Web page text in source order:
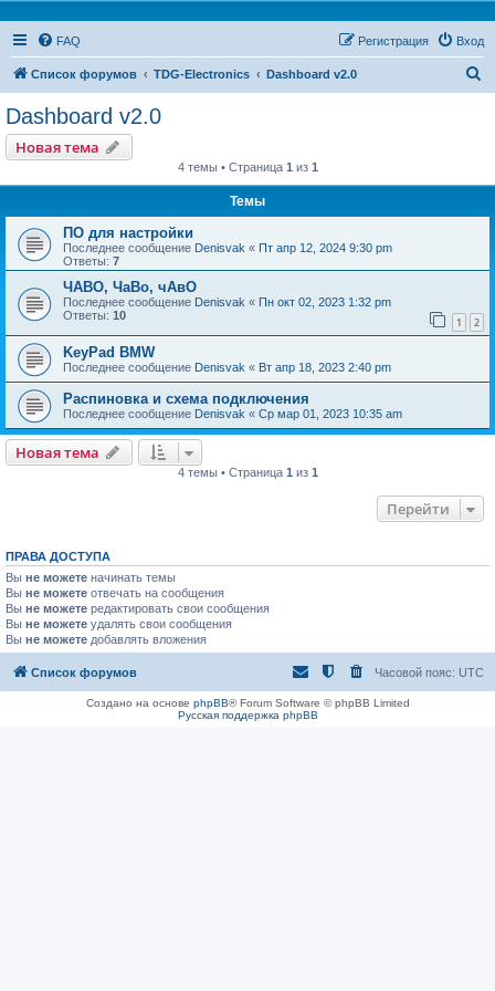
FAQ Вход
Регистрация
Список форумов TDG-Electronics Dashboard v2.0
Dashboard v2.0
Новая тема
4 темы • Страница 1 из 1
Темы
ПО для настройки
Последнее сообщение Denisvak « Пт апр 12, 2024 9:30 pm
Ответы: 7
ЧАВО, ЧаВо, чАвО
Последнее сообщение Denisvak « Пн окт 02, 2023 1:32 pm
Ответы: 10 1 2
KeyPad BMW
Последнее сообщение Denisvak « Вт апр 18, 2023 2:40 pm
Распиновка и схема подключения
Последнее сообщение Denisvak « Ср мар 01, 2023 10:35 am
Новая тема
4 темы • Страница 1 из 1
Перейти
ПРАВА ДОСТУПА
Вы не можете начинать темы
Вы не можете отвечать на сообщения
Вы не можете редактировать свои сообщения
Вы не можете удалять свои сообщения
Вы не можете добавлять вложения
Список форумов Часовой пояс: UTC
Создано на основе phpBB® Forum Software © phpBB Limited
Русская поддержка phpBB